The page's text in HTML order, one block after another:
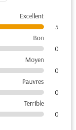
Excellent
5
Bon
0
Moyen
0
Pauvres
0
Terrible
0